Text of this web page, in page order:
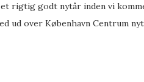
rigtig godt nytår inden vi
ud over København Centrum